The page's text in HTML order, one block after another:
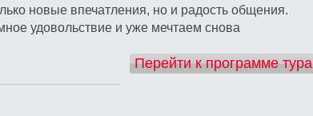
новые впечатления, но и радость общения.
удовольствие и уже мечтаем снова
Перейти к программе тура